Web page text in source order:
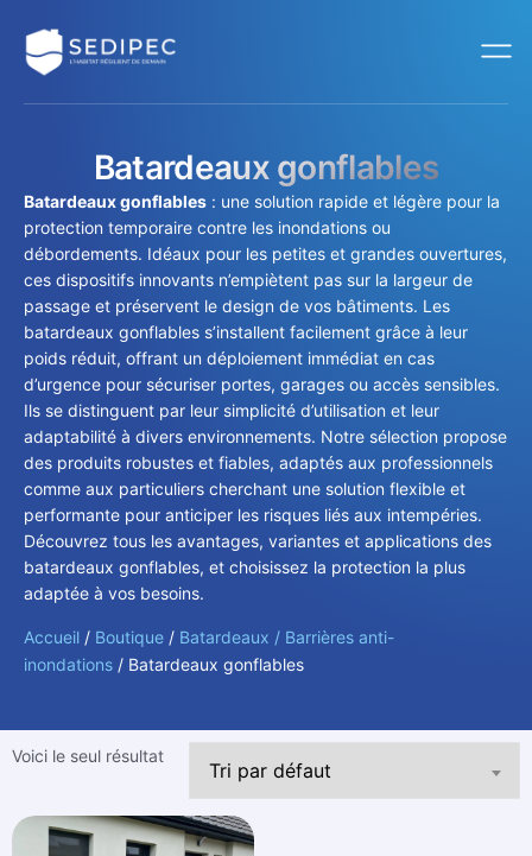
Batardeaux gonflables
Batardeaux gonflables : une solution rapide et légère pour la
protection temporaire contre les inondations ou
débordements. Idéaux pour les petites et grandes ouvertures,
ces dispositifs innovants n’empiètent pas sur la largeur de
passage et préservent le design de vos bâtiments. Les
batardeaux gonflables s’installent facilement grâce à leur
poids réduit, offrant un déploiement immédiat en cas
d’urgence pour sécuriser portes, garages ou accès sensibles.
Ils se distinguent par leur simplicité d’utilisation et leur
adaptabilité à divers environnements. Notre sélection propose
des produits robustes et fiables, adaptés aux professionnels
comme aux particuliers cherchant une solution flexible et
performante pour anticiper les risques liés aux intempéries.
Découvrez tous les avantages, variantes et applications des
batardeaux gonflables, et choisissez la protection la plus
adaptée à vos besoins.
Accueil / Boutique / Batardeaux / Barrières anti-
inondations / Batardeaux gonflables
Voici le seul résultat